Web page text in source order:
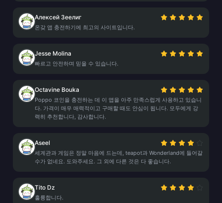
Алексей Зеелиг
온갖 앱 충전하기에 최고의 사이트입니다.
Jesse Molina
빠르고 안전하며 믿을 수 있습니다.
Octavine Bouka
Poppo 코인을 충전하는 데 이 앱을 아주 만족스럽게 사용하고 있습니
다. 가격이 매우 매력적이고 구매할 때도 안심이 됩니다. 모두에게 강
력히 추천합니다, 감사합니다.
Aseel
세계관과 게임은 정말 마음에 드는데, teapot과 Wonderland에 들어갈
수가 없네요. 도와주세요. 그 외에 다른 것은 다 좋습니다.
Tito Dz
훌륭합니다.